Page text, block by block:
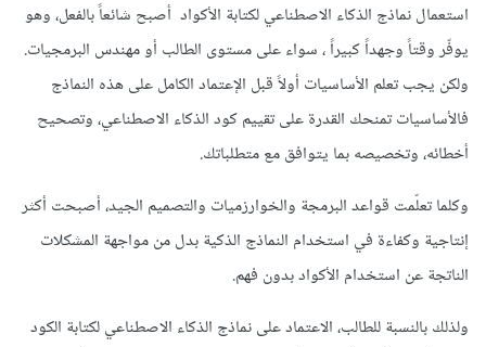
استعمال نماذج الذكاء الاصطناعي لكتابة الأكواد أصبح شائعاً بالفعل، وهو
يوفّر وقتاً وجهداً كبيراً ، سواء على مستوى الطالب أو مهندس البرمجيات.
ولكن يجب تعلم الأساسيات أولاً قبل الإعتماد الكامل على هذه النماذج
فالأساسيات تمنحك القدرة على تقييم كود الذكاء الاصطناعي، وتصحيح
أخطائه، وتخصيصه بما يتوافق مع متطلباتك.
وكلما تعلّمت قواعد البرمجة والخوارزميات والتصميم الجيد، أصبحت أكثر
إنتاجية وكفاءة في استخدام النماذج الذكية بدل من مواجهة المشكلات
الناتجة عن استخدام الأكواد بدون فهم.
ولذلك بالنسبة للطالب، الاعتماد على نماذج الذكاء الاصطناعي لكتابة الكود